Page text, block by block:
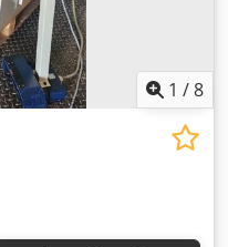
1 /8